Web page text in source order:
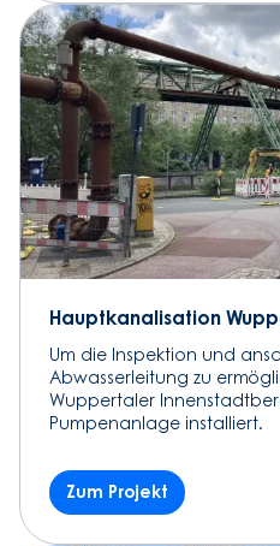
Hauptkanalisation
Um die Inspektion und
Abwasserleitung zu
Wuppertaler
Pumpenanlage installiert.
Zum Projekt